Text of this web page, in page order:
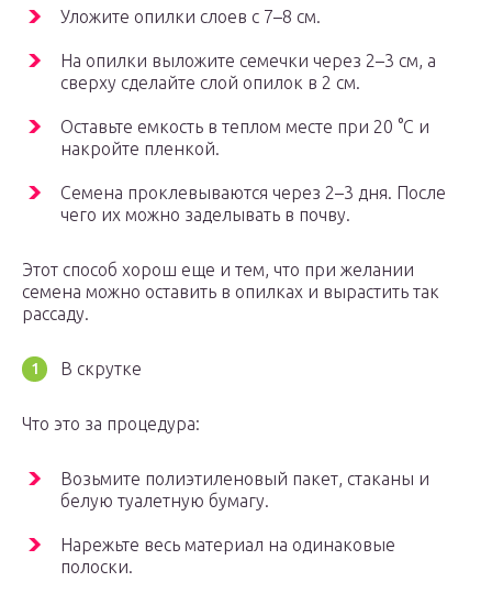
Уложите опилки слоев с 7–8 см.
На опилки выложите семечки через 2–3 см, а
сверху сделайте слой опилок в 2 см.
Оставьте емкость в теплом месте при 20 °С и
накройте пленкой.
Семена проклевываются через 2–3 дня. После
чего их можно заделывать в почву.
Этот способ хорош еще и тем, что при желании
семена можно оставить в опилках и вырастить так
рассаду.
В скрутке
Что это за процедура:
Возьмите полиэтиленовый пакет, стаканы и
белую туалетную бумагу.
Нарежьте весь материал на одинаковые
полоски.